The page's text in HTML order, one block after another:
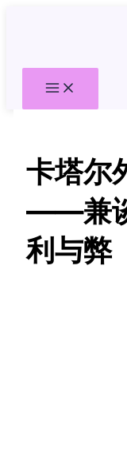
卡塔尔
——兼
利与弊